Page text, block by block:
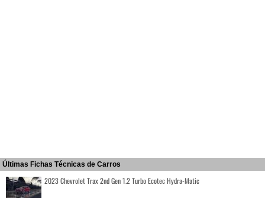
Últimas Fichas Técnicas de Carros
2023 Chevrolet Trax 2nd Gen 1.2 Turbo Ecotec Hydra-Matic